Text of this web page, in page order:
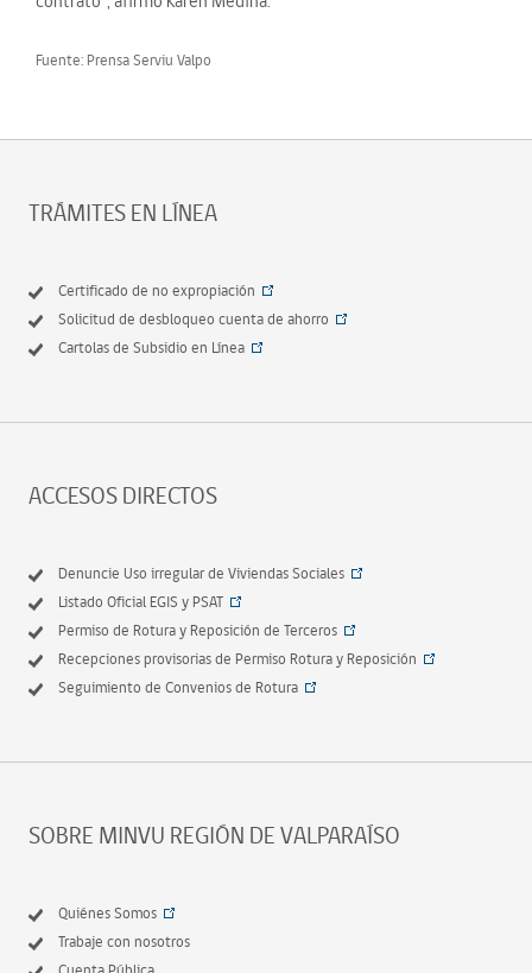
Fuente: Prensa Serviu Valpo
TRÁMITES EN LÍNEA
Certificado de no expropiación
Solicitud de desbloqueo cuenta de ahorro
Cartolas de Subsidio en Línea
ACCESOS DIRECTOS
Denuncie Uso irregular de Viviendas Sociales
Listado Oficial EGIS y PSAT
Permiso de Rotura y Reposición de Terceros
Recepciones provisorias de Permiso Rotura y Reposición
Seguimiento de Convenios de Rotura
SOBRE MINVU REGIÓN DE VALPARAÍSO
Quiénes Somos
Trabaje con nosotros